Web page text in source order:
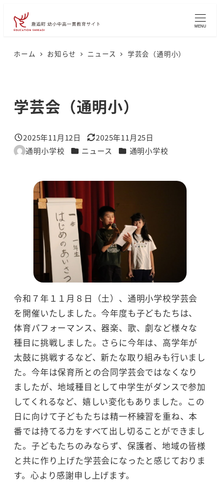
MENU
ホーム お知らせ ニュース 学芸会（通明小）
学芸会（通明小）
投稿日
2025年11月12日
更新日
2025年11月25日
著
通明小学校 カテゴリー
ニュース カテゴリー
通明小学校
令和７年１１月８日（土）、通明小学校学芸会
を開催いたしました。今年度も子どもたちは、
体育パフォーマンス、器楽、歌、劇など様々な
種目に挑戦しました。さらに今年は、高学年が
太鼓に挑戦するなど、新たな取り組みも行いまし
た。今年は保育所との合同学芸会ではなくなり
ましたが、地域種目として中学生がダンスで参加
してくれるなど、嬉しい変化もありました。この
日に向けて子どもたちは精一杯練習を重ね、本
番では持てる力をすべて出し切ることができまし
た。子どもたちのみならず、保護者、地域の皆様
と共に作り上げた学芸会になったと感じておりま
す。心より感謝申し上げます。